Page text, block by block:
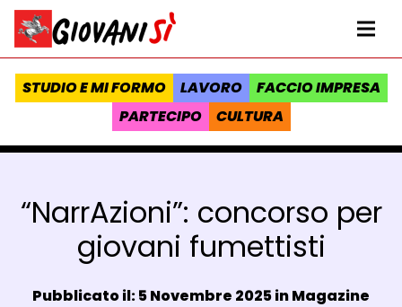
Vai al contenuto
Homepage Giovanisì - Progetto della Regione Toscana
STUDIO E MI FORMO LAVORO
FACCIO IMPRESA
PARTECIPO
CULTURA
“NarrAzioni”: concorso per
giovani fumettisti
Data e ora:
Pubblicato il: 5 Novembre 2025 inMagazine